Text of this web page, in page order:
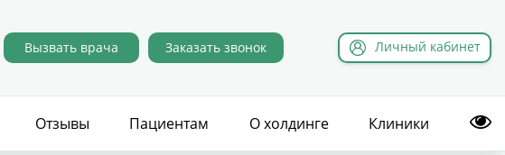
Вызвать врача Заказать звонок Личный кабинет
Отзывы Пациентам О холдинге Клиники